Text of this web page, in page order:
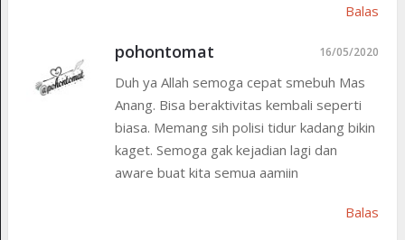
Balas
pohontomat 16/05/2020
Duh ya Allah semoga cepat smebuh Mas
Anang. Bisa beraktivitas kembali seperti
biasa. Memang sih polisi tidur kadang bikin
kaget. Semoga gak kejadian lagi dan
aware buat kita semua aamiin
Balas